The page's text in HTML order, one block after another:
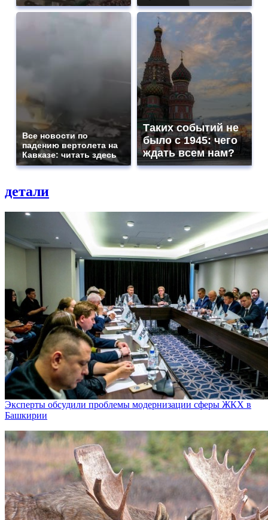
Все новости по
падению вертолета на
Кавказе: читать здесь
Таких событий не
было с 1945: чего
ждать всем нам?
детали
Эксперты обсудили проблемы модернизации сферы ЖКХ в
Башкирии